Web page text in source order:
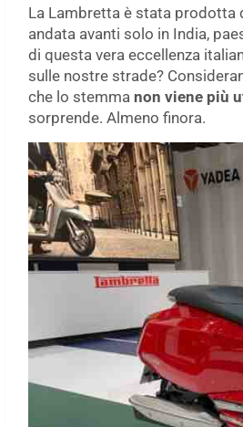
La Lambretta è stata prodotta
andata avanti solo in India,
di questa vera eccellenza
sulle nostre strade?
che lo stemma non viene più
sorprende. Almeno finora.